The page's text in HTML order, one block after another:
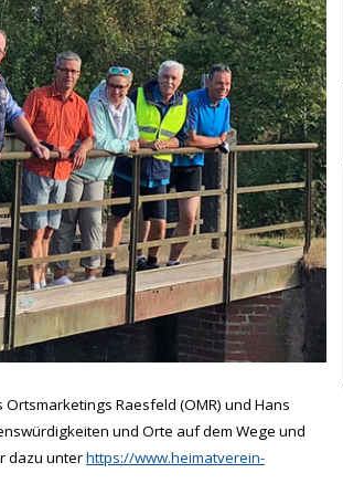
Raesfeld (OMR) und Hans
und Orte auf dem Wege und
dazu unterhttps://www.heimatverein-